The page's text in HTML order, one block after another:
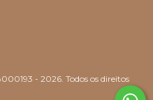
- 2026. Todos os direitos